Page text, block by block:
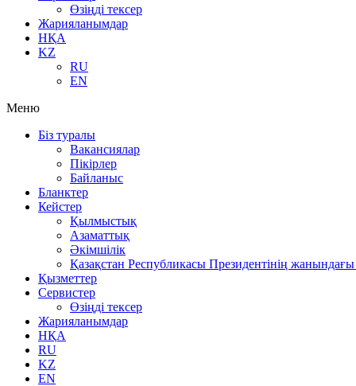
Өзіңді тексер
Жарияланымдар
НҚА
KZ
RU
EN
Меню
Біз туралы
Вакансиялар
Пікірлер
Байланыс
Бланктер
Кейстер
Қылмыстық
Азаматтық
Әкімшілік
Қазақстан Республикасы Президентінің
Қызметтер
Сервистер
Өзіңді тексер
Жарияланымдар
НҚА
RU
KZ
EN